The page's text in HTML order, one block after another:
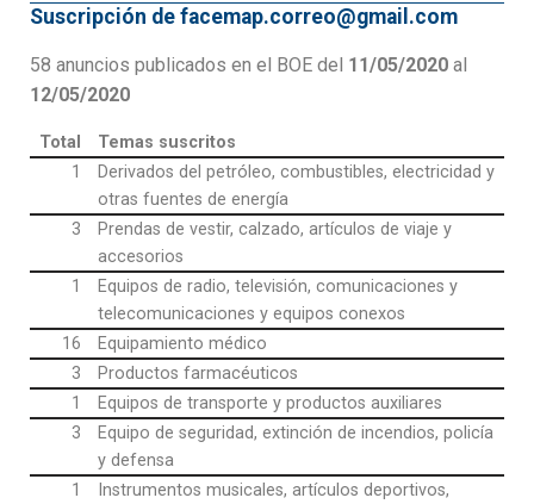
Suscripción de facemap.correo@gmail.com
58 anuncios publicados en el BOE del 11/05/2020 al
12/05/2020
Total
Temas suscritos
1
Derivados del petróleo, combustibles, electricidad y
otras fuentes de energía
3
Prendas de vestir, calzado, artículos de viaje y
accesorios
1
Equipos de radio, televisión, comunicaciones y
telecomunicaciones y equipos conexos
16
Equipamiento médico
3
Productos farmacéuticos
1
Equipos de transporte y productos auxiliares
3
Equipo de seguridad, extinción de incendios, policía
y defensa
1
Instrumentos musicales, artículos deportivos,